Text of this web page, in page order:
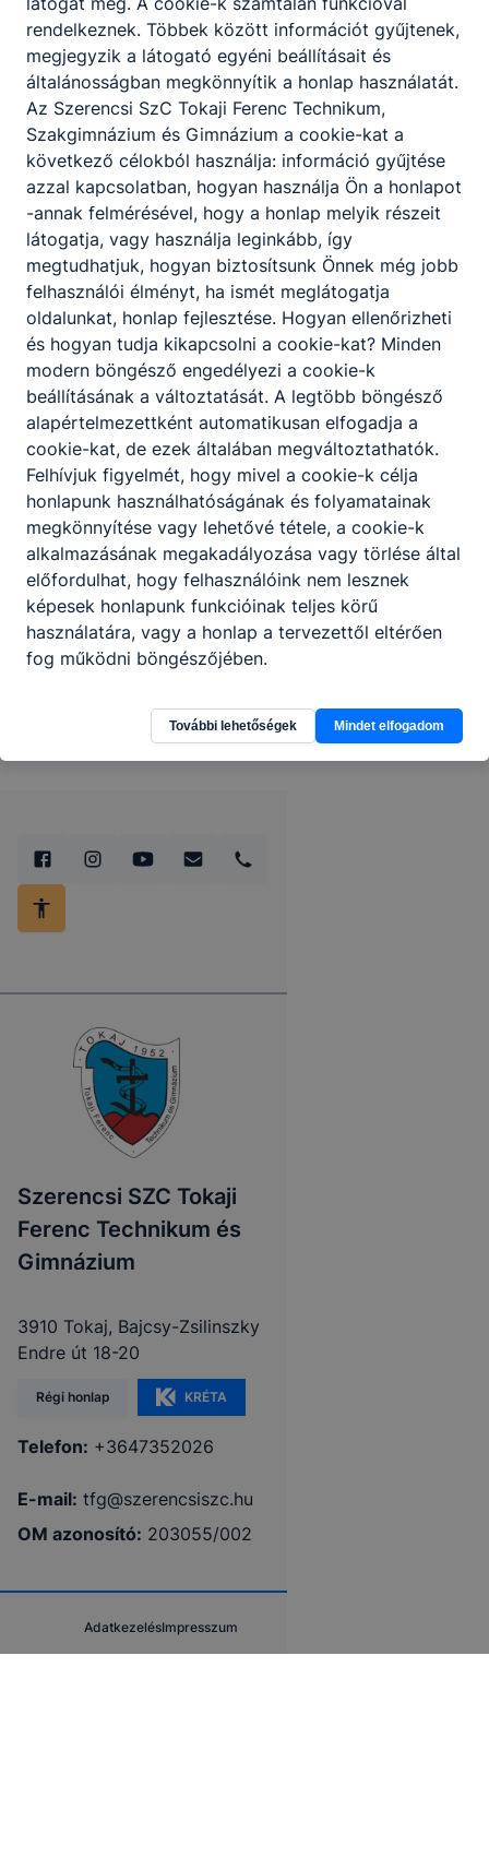
Határok nélkül a
fenntarthatóságért – TFG-s
diákok a 26. Nemzetközi
Öko-Expert Projekthéten
2026. jún. 17.
Partnereink
Szerencsi SZC Tokaji
Ferenc Technikum és
Gimnázium
3910 Tokaj, Bajcsy-Zsilinszky
Endre út 18-20
Régi honlap KRÉTA
Telefon: +3647352026
E-mail: tfg@szerencsiszc.hu
OM azonosító: 203055/002
AdatkezelésImpresszum
rendelkeznek. Többek között információt gyűjtenek,
megjegyzik a látogató egyéni beállításait és
általánosságban megkönnyítik a honlap használatát.
Az Szerencsi SzC Tokaji Ferenc Technikum,
Szakgimnázium és Gimnázium a cookie-kat a
következő célokból használja: információ gyűjtése
azzal kapcsolatban, hogyan használja Ön a honlapot
-annak felmérésével, hogy a honlap melyik részeit
látogatja, vagy használja leginkább, így
megtudhatjuk, hogyan biztosítsunk Önnek még jobb
felhasználói élményt, ha ismét meglátogatja
oldalunkat, honlap fejlesztése. Hogyan ellenőrizheti
és hogyan tudja kikapcsolni a cookie-kat? Minden
modern böngésző engedélyezi a cookie-k
beállításának a változtatását. A legtöbb böngésző
alapértelmezettként automatikusan elfogadja a
cookie-kat, de ezek általában megváltoztathatók.
Felhívjuk figyelmét, hogy mivel a cookie-k célja
honlapunk használhatóságának és folyamatainak
megkönnyítése vagy lehetővé tétele, a cookie-k
alkalmazásának megakadályozása vagy törlése által
előfordulhat, hogy felhasználóink nem lesznek
képesek honlapunk funkcióinak teljes körű
használatára, vagy a honlap a tervezettől eltérően
fog működni böngészőjében.
További lehetőségek Mindet elfogadom